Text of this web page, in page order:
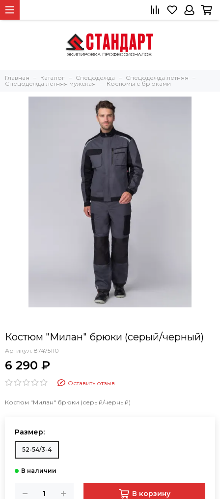
Главная Каталог Спецодежда
Спецодежда летняя
Спецодежда летняя мужская
Костюмы с брюками
Костюм "Милан" брюки (серый/черный)
Артикул: 87475110
6 290 ₽
Оставить отзыв
Костюм "Милан" брюки (серый/черный)
Размер:
52-54/3-4
В корзину